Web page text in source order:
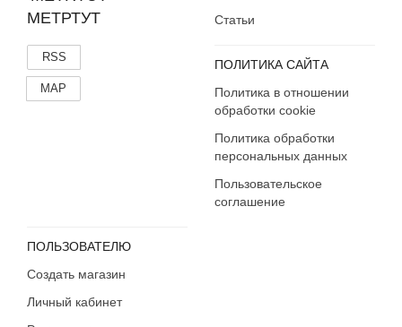
МЕТРТУТ
RSS
MAP
Статьи
ПОЛИТИКА САЙТА
Политика в отношении
обработки cookie
Политика обработки
персональных данных
Пользовательское
соглашение
ПОЛЬЗОВАТЕЛЮ
Создать магазин
Личный кабинет